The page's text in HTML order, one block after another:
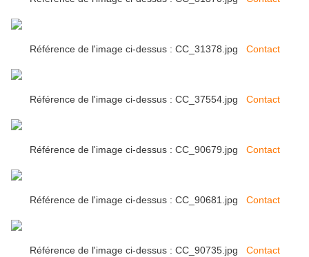
Référence de l'image ci-dessus : CC_31378.jpg Contact
Référence de l'image ci-dessus : CC_37554.jpg Contact
Référence de l'image ci-dessus : CC_90679.jpg Contact
Référence de l'image ci-dessus : CC_90681.jpg Contact
Référence de l'image ci-dessus : CC_90735.jpg Contact